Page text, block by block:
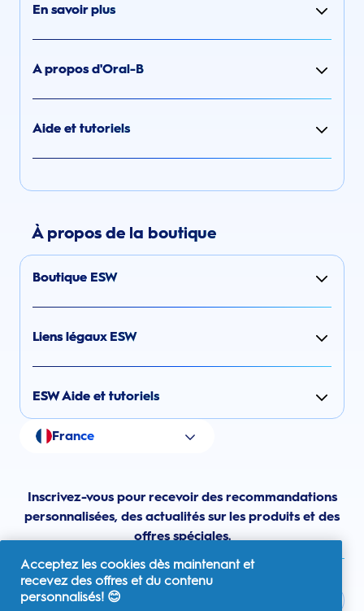
En savoir plus
A propos d'Oral-B
Aide et tutoriels
À propos de la boutique
Boutique ESW
Liens légaux ESW
ESW Aide et tutoriels
France
Inscrivez-vous pour recevoir des recommandations
personnalisées, des actualités sur les produits et des
offres spéciales.
Acceptez les cookies dès maintenant et
recevez des offres et du contenu
personnalisés! 😊